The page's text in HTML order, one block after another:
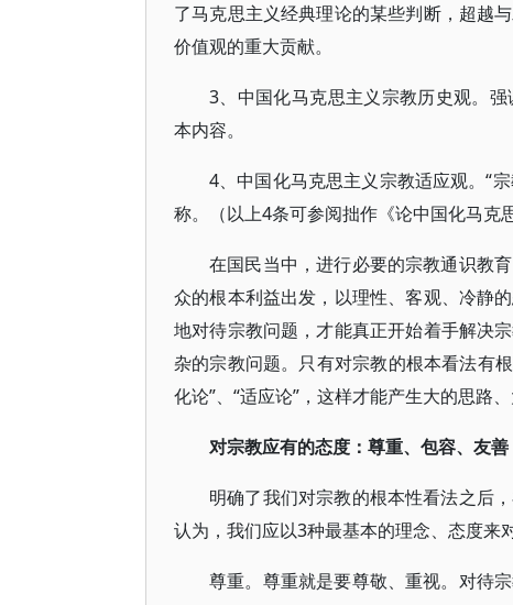
了马克思主义经典理论的某些判断，超越
价值观的重大贡献。
3、中国化马克思主义宗教历史观。
本内容。
4、中国化马克思主义宗教适应观。“
称。（以上4条可参阅拙作《论中国化马克
在国民当中，进行必要的宗教通识教
众的根本利益出发，以理性、客观、冷静
地对待宗教问题，才能真正开始着手解决
杂的宗教问题。只有对宗教的根本看法有
化论”、“适应论”，这样才能产生大的思路
对宗教应有的态度：尊重、包容、友善
明确了我们对宗教的根本性看法之后
认为，我们应以3种最基本的理念、态度来
尊重。尊重就是要尊敬、重视。对待